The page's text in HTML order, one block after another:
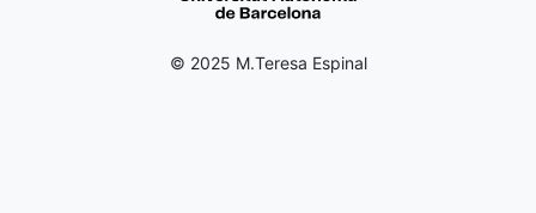
© 2025 M.Teresa Espinal